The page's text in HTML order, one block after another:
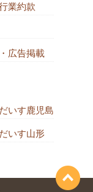
業約款
広告掲載
いす鹿児島
いす山形